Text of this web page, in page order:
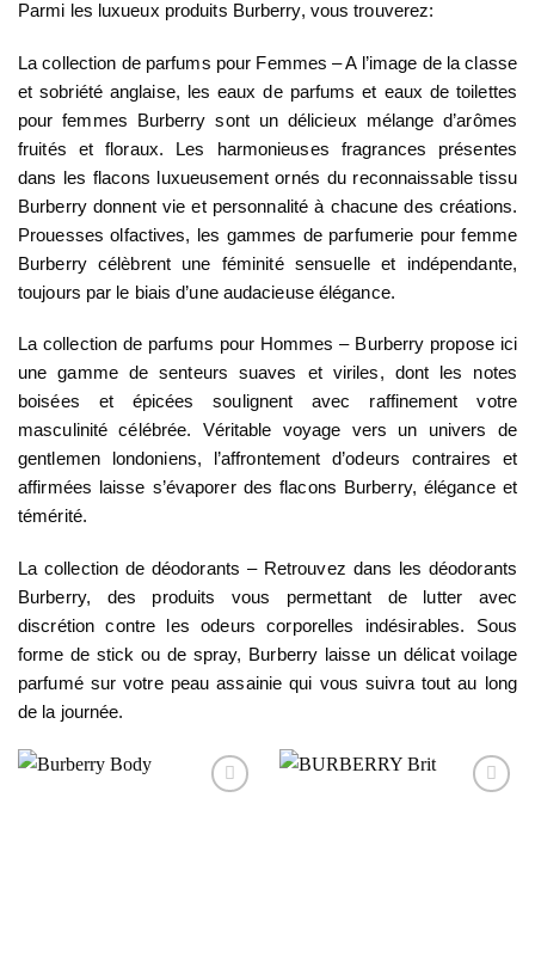
Parmi les luxueux produits Burberry, vous trouverez:
La collection de parfums pour Femmes – A l’image de la classe
et sobriété anglaise, les eaux de parfums et eaux de toilettes
pour femmes Burberry sont un délicieux mélange d’arômes
fruités et floraux. Les harmonieuses fragrances présentes
dans les flacons luxueusement ornés du reconnaissable tissu
Burberry donnent vie et personnalité à chacune des créations.
Prouesses olfactives, les gammes de parfumerie pour femme
Burberry célèbrent une féminité sensuelle et indépendante,
toujours par le biais d’une audacieuse élégance.
La collection de parfums pour Hommes – Burberry propose ici
une gamme de senteurs suaves et viriles, dont les notes
boisées et épicées soulignent avec raffinement votre
masculinité célébrée. Véritable voyage vers un univers de
gentlemen londoniens, l’affrontement d’odeurs contraires et
affirmées laisse s’évaporer des flacons Burberry, élégance et
témérité.
La collection de déodorants – Retrouvez dans les déodorants
Burberry, des produits vous permettant de lutter avec
discrétion contre les odeurs corporelles indésirables. Sous
forme de stick ou de spray, Burberry laisse un délicat voilage
parfumé sur votre peau assainie qui vous suivra tout au long
de la journée.